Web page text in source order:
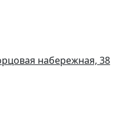
набережная, 38